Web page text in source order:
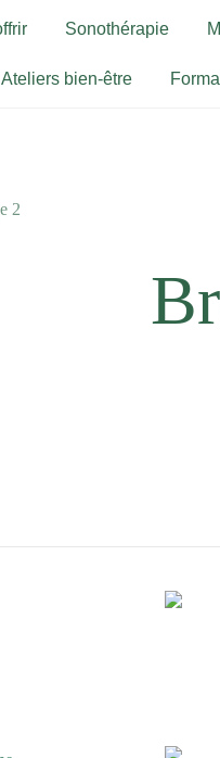
Sonothérapie
Ateliers bien-être
2